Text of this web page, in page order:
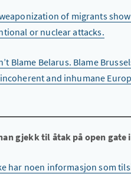
of migrants
or nuclear attacks.
Blame Belarus. Blame
and inhumane
gjekk til åtak på open gate
har noen informasjon som